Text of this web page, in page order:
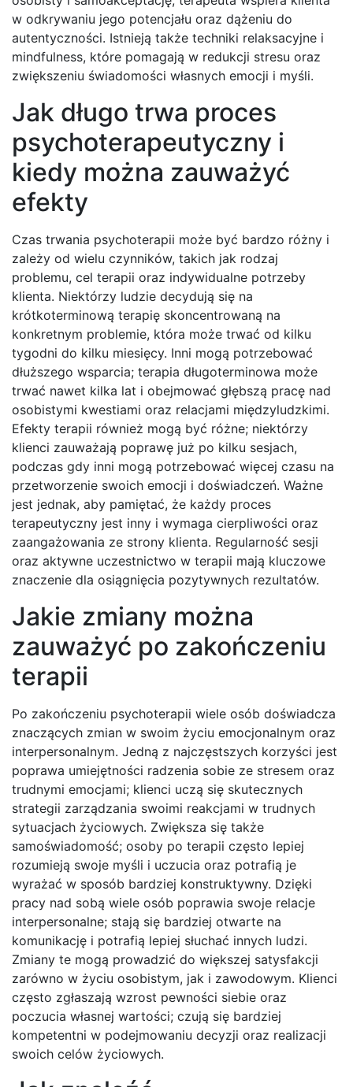
w odkrywaniu jego potencjału oraz dążeniu do
autentyczności. Istnieją także techniki relaksacyjne i
mindfulness, które pomagają w redukcji stresu oraz
zwiększeniu świadomości własnych emocji i myśli.
Jak długo trwa proces
psychoterapeutyczny i
kiedy można zauważyć
efekty
Czas trwania psychoterapii może być bardzo różny i
zależy od wielu czynników, takich jak rodzaj
problemu, cel terapii oraz indywidualne potrzeby
klienta. Niektórzy ludzie decydują się na
krótkoterminową terapię skoncentrowaną na
konkretnym problemie, która może trwać od kilku
tygodni do kilku miesięcy. Inni mogą potrzebować
dłuższego wsparcia; terapia długoterminowa może
trwać nawet kilka lat i obejmować głębszą pracę nad
osobistymi kwestiami oraz relacjami międzyludzkimi.
Efekty terapii również mogą być różne; niektórzy
klienci zauważają poprawę już po kilku sesjach,
podczas gdy inni mogą potrzebować więcej czasu na
przetworzenie swoich emocji i doświadczeń. Ważne
jest jednak, aby pamiętać, że każdy proces
terapeutyczny jest inny i wymaga cierpliwości oraz
zaangażowania ze strony klienta. Regularność sesji
oraz aktywne uczestnictwo w terapii mają kluczowe
znaczenie dla osiągnięcia pozytywnych rezultatów.
Jakie zmiany można
zauważyć po zakończeniu
terapii
Po zakończeniu psychoterapii wiele osób doświadcza
znaczących zmian w swoim życiu emocjonalnym oraz
interpersonalnym. Jedną z najczęstszych korzyści jest
poprawa umiejętności radzenia sobie ze stresem oraz
trudnymi emocjami; klienci uczą się skutecznych
strategii zarządzania swoimi reakcjami w trudnych
sytuacjach życiowych. Zwiększa się także
samoświadomość; osoby po terapii często lepiej
rozumieją swoje myśli i uczucia oraz potrafią je
wyrażać w sposób bardziej konstruktywny. Dzięki
pracy nad sobą wiele osób poprawia swoje relacje
interpersonalne; stają się bardziej otwarte na
komunikację i potrafią lepiej słuchać innych ludzi.
Zmiany te mogą prowadzić do większej satysfakcji
zarówno w życiu osobistym, jak i zawodowym. Klienci
często zgłaszają wzrost pewności siebie oraz
poczucia własnej wartości; czują się bardziej
kompetentni w podejmowaniu decyzji oraz realizacji
swoich celów życiowych.